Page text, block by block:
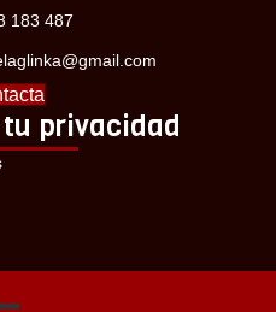
183 487
privacidad